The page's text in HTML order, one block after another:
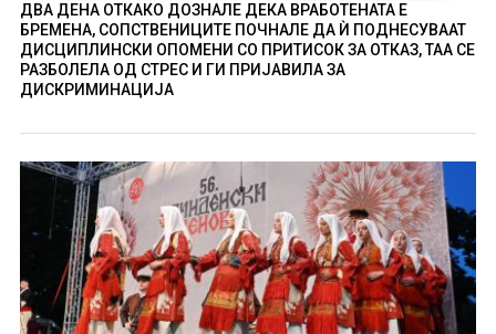
ДВА ДЕНА ОТКАКО ДОЗНАЛЕ ДЕКА ВРАБОТЕНАТА Е
БРЕМЕНА, СОПСТВЕНИЦИТЕ ПОЧНАЛЕ ДА Ѝ ПОДНЕСУВААТ
ДИСЦИПЛИНСКИ ОПОМЕНИ СО ПРИТИСОК ЗА ОТКАЗ, ТАА СЕ
РАЗБОЛЕЛА ОД СТРЕС И ГИ ПРИЈАВИЛА ЗА
ДИСКРИМИНАЦИЈА